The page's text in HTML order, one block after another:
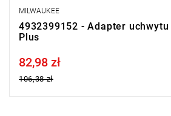
MILWAUKEE
4932399152 - Adapter uchwytu
Plus
Price tax included
82,98 zł
106,38 zł